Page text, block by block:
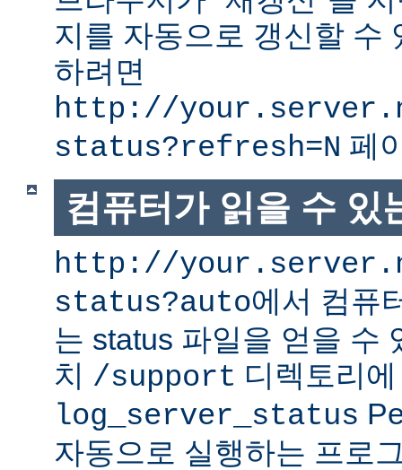
지를 자동으로 갱신할 수
하려면
http://
status?refresh=N 페
컴퓨터가 읽을 수 있
http://
status?auto에서 컴퓨
는 status 파일을 얻을 수
치 /support 디렉토리
log_server_status
자동으로 실행하는 프로